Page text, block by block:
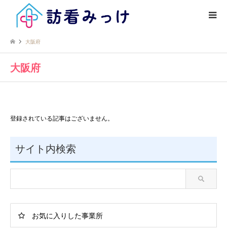
大阪府
大阪府
登録されている記事はございません。
サイト内検索
お気に入りした事業所